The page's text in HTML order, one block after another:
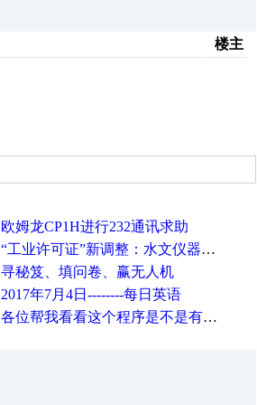
楼主
欧姆龙CP1H进行232通讯求助
“工业许可证”新调整：水文仪器等19类产品取消事前生产许可
寻秘笈、填问卷、赢无人机
2017年7月4日--------每日英语
各位帮我看看这个程序是不是有问题？？？